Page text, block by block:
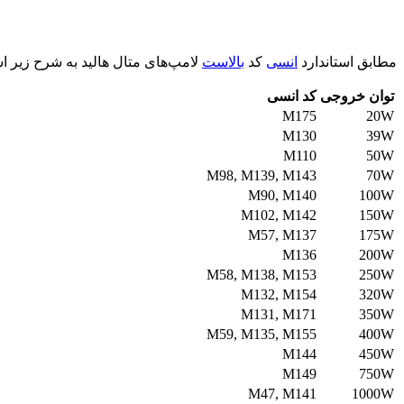
مطابق استاندارد انسی کد بالاست لامپ‌های متال هالید به شرح زیر
توان خروجی کد انسی
20W
M175
39W
M130
50W
M110
70W
M98, M139, M143
100W
M90, M140
150W
M102, M142
175W
M57, M137
200W
M136
250W
M58, M138, M153
320W
M132, M154
350W
M131, M171
400W
M59, M135, M155
450W
M144
750W
M149
1000W
M47, M141